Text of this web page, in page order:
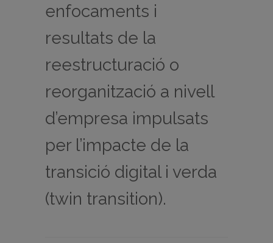
enfocaments i
resultats de la
reestructuració o
reorganització a nivell
d’empresa impulsats
per l’impacte de la
transició digital i verda
(twin transition).